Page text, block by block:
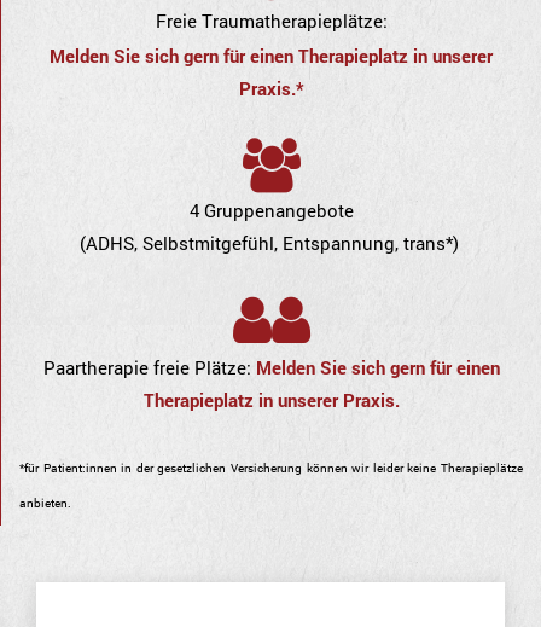
Freie Traumatherapieplätze:
Melden Sie sich gern für einen Therapieplatz in unserer
Praxis.*
4 Gruppenangebote
(ADHS, Selbstmitgefühl, Entspannung, trans*)
Paartherapie freie Plätze: Melden Sie sich gern für einen
Therapieplatz in unserer Praxis.
*für Patient:innen in der gesetzlichen Versicherung können wir leider keine Therapieplätze
anbieten.